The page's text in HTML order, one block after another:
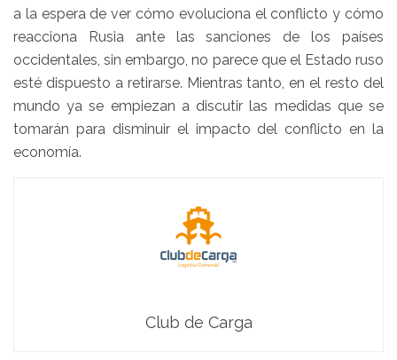
a la espera de ver cómo evoluciona el conflicto y cómo
reacciona Rusia ante las sanciones de los países
occidentales, sin embargo, no parece que el Estado ruso
esté dispuesto a retirarse. Mientras tanto, en el resto del
mundo ya se empiezan a discutir las medidas que se
tomarán para disminuir el impacto del conflicto en la
economía.
Club de Carga